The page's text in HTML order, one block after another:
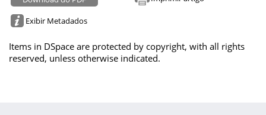
Exibir Metadados
Items in DSpace are protected by copyright, with all rights
reserved, unless otherwise indicated.